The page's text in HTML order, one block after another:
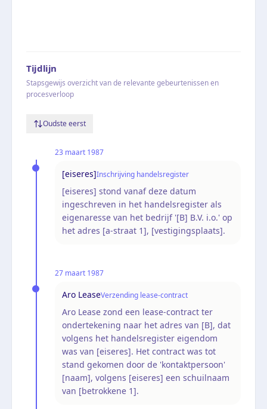
Tijdlijn
Stapsgewijs overzicht van de relevante gebeurtenissen en
procesverloop
Oudste eerst
23 maart 1987
[eiseres]Inschrijving handelsregister
[eiseres] stond vanaf deze datum
ingeschreven in het handelsregister als
eigenaresse van het bedrijf '[B] B.V. i.o.' op
het adres [a-straat 1], [vestigingsplaats].
27 maart 1987
Aro LeaseVerzending lease-contract
Aro Lease zond een lease-contract ter
ondertekening naar het adres van [B], dat
volgens het handelsregister eigendom
was van [eiseres]. Het contract was tot
stand gekomen door de 'kontaktpersoon'
[naam], volgens [eiseres] een schuilnaam
van [betrokkene 1].